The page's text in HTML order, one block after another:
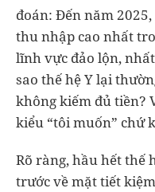
đoán: Đến năm
thu nhập cao nhất
lĩnh vực đảo lộn,
sao thế hệ Y lại
không kiếm đủ tiền?
kiểu “tôi muốn” chứ
Rõ ràng, hầu hết thế
trước về mặt tiết